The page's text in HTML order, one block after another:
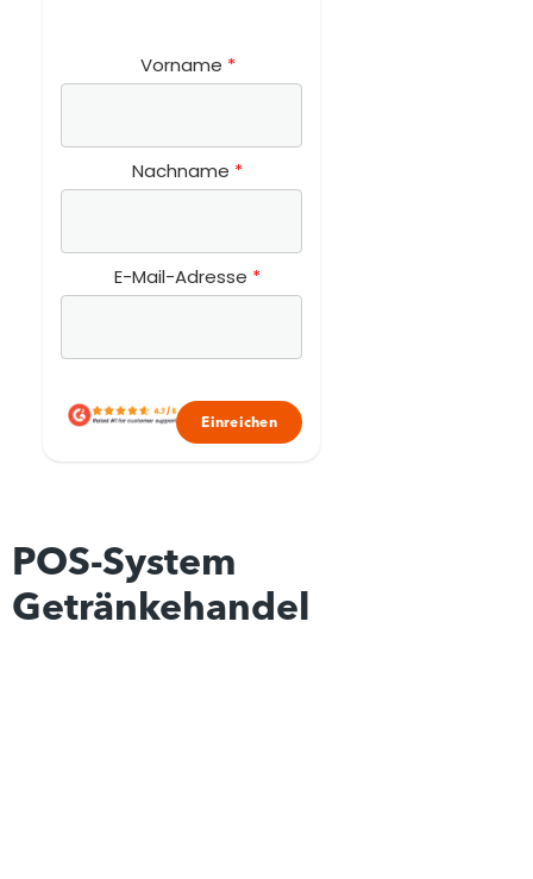
Vorname
Nachname
E-Mail-Adresse
Einreichen
POS-System
Getränkehandel